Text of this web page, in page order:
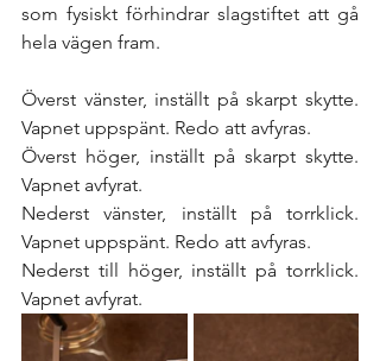
som fysiskt förhindrar slagstiftet att gå
hela vägen fram.
Överst vänster, inställt på skarpt skytte.
Vapnet uppspänt. Redo att avfyras.
Överst höger, inställt på skarpt skytte.
Vapnet avfyrat.
Nederst vänster, inställt på torrklick.
Vapnet uppspänt. Redo att avfyras.
Nederst till höger, inställt på torrklick.
Vapnet avfyrat.